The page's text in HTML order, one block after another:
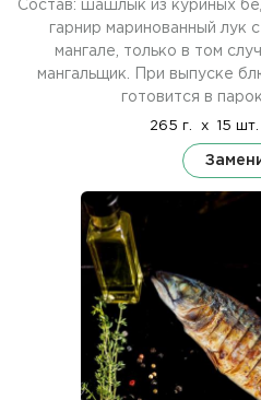
Состав: шашлык из куриных
гарнир маринованный лук
мангале, только в том
мангальщик. При выпуске
готовится в
265 г. x 15 шт.